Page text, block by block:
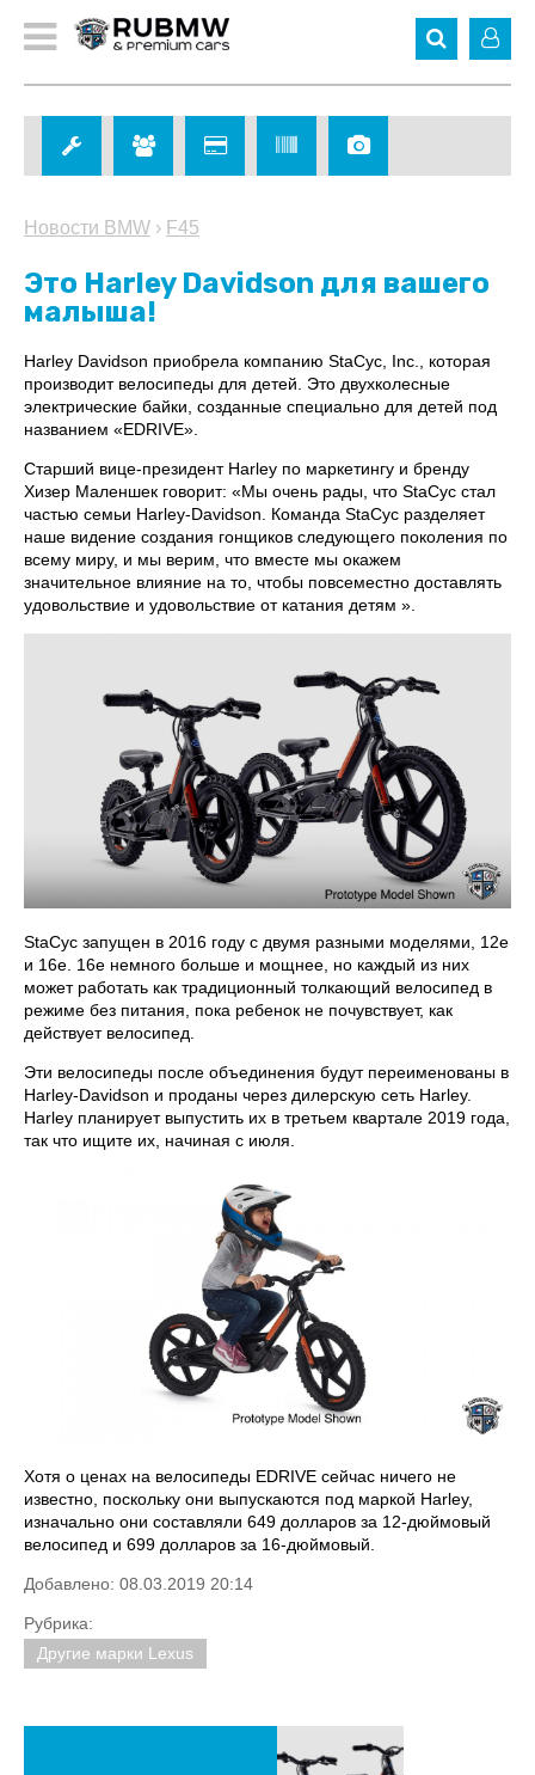
Новости BMW › F45
Это Harley Davidson для вашего
малыша!
Harley Davidson приобрела компанию StaCyc, Inc., которая
производит велосипеды для детей. Это двухколесные
электрические байки, созданные специально для детей под
названием «EDRIVE».
Старший вице-президент Harley по маркетингу и бренду
Хизер Маленшек говорит: «Мы очень рады, что StaCyc стал
частью семьи Harley-Davidson. Команда StaCyc разделяет
наше видение создания гонщиков следующего поколения по
всему миру, и мы верим, что вместе мы окажем
значительное влияние на то, чтобы повсеместно доставлять
удовольствие и удовольствие от катания детям ».
StaCyc запущен в 2016 году с двумя разными моделями, 12e
и 16e. 16е немного больше и мощнее, но каждый из них
может работать как традиционный толкающий велосипед в
режиме без питания, пока ребенок не почувствует, как
действует велосипед.
Эти велосипеды после объединения будут переименованы в
Harley-Davidson и проданы через дилерскую сеть Harley.
Harley планирует выпустить их в третьем квартале 2019 года,
так что ищите их, начиная с июля.
Хотя о ценах на велосипеды EDRIVE сейчас ничего не
известно, поскольку они выпускаются под маркой Harley,
изначально они составляли 649 долларов за 12-дюймовый
велосипед и 699 долларов за 16-дюймовый.
Добавлено: 08.03.2019 20:14
Рубрика:
Другие марки Lexus